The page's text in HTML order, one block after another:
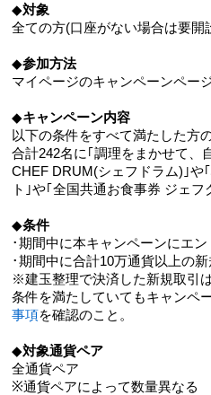
◆対象
全ての方(口座がない場合は要開
◆参加方法
マイページのキャンペーンペー
◆キャンペーン内容
以下の条件をすべて満たした方
合計242名に｢調理をまかせて、
CHEF DRUM(シェフドラム)｣や
ト｣や｢全国共通お食事券 ジェ
◆条件
･期間中に本キャンペーンにエン
･期間中に合計10万通貨以上の
※建玉整理で決済した新規取引
条件を満たしていてもキャンペ
事項を確認のこと。
◆対象通貨ペア
全通貨ペア
※通貨ペアによって数量異なる